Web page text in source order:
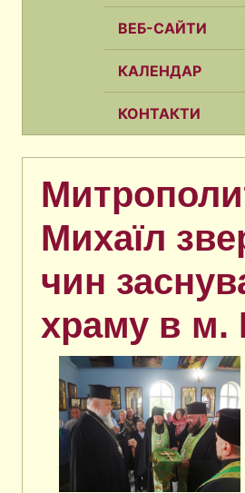
ВЕБ-САЙТИ
КАЛЕНДАР
КОНТАКТИ
Михаїл
чин
храму в м.